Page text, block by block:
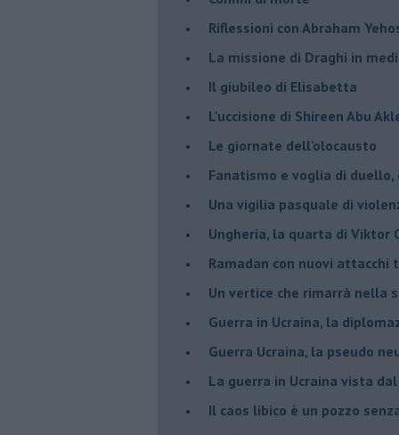
Riflessioni con Abraham
La missione di Draghi in
Il giubileo di Elisabetta
L'uccisione di Shireen Abu
Le giornate dell'olocausto
Fanatismo e voglia di
Una vigilia pasquale di
Ungheria, la quarta di Viktor
Ramadan con nuovi attacchi
Un vertice che rimarrà nella
Guerra in Ucraina, la
Guerra Ucraina, la pseudo
La guerra in Ucraina vista
​Il caos libico è un pozzo